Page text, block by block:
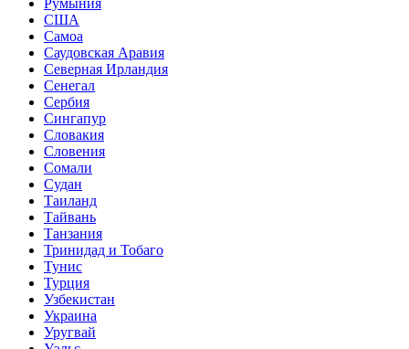
США
Самоа
Саудовская Аравия
Северная Ирландия
Сенегал
Сербия
Сингапур
Словакия
Словения
Сомали
Судан
Таиланд
Тайвань
Танзания
Тринидад и Тобаго
Тунис
Турция
Узбекистан
Украина
Уругвай